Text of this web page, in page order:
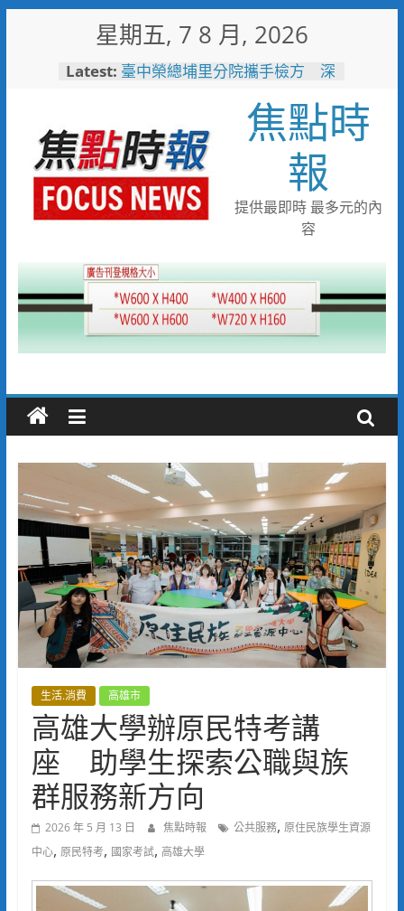
星期五, 7 8 月, 2026
Latest: 臺中榮總埔里分院攜手檢方 深
「路不是你的」！騎士大鬧城鎮
韌性演習 前鎮警鐵腕攔停送辦
珍惜119報案專線資源 切勿無故
撥打或謊報案件
白海豚颱風來襲！台電台東區處
全面整備迎戰強風豪雨 籲多利
用「台灣電力APP」查詢
男子性侵偷拍又餵毒致傳播女暴
焦點時
報
提供最即時 最多元的內
容
生活.消費 高雄市
高雄大學辦原民特考講
座 助學生探索公職與族
群服務新方向
2026 年 5 月 13 日 焦點時報 公共服務, 原住民族學生資源
中心, 原民特考, 國家考試, 高雄大學